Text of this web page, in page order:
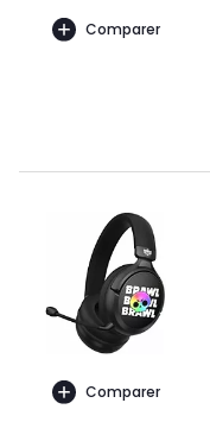
Comparer
Comparer